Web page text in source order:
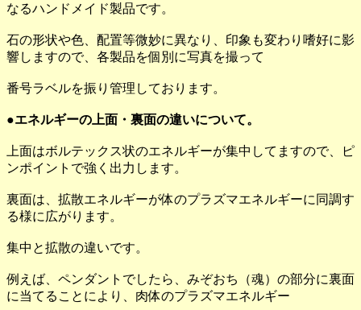
なるハンドメイド製品です。
石の形状や色、配置等微妙に異なり、印象も変わり嗜好に影
響しますので、各製品を個別に写真を撮って
番号ラベルを振り管理しております。
●エネルギーの上面・裏面の違いについて。
上面はボルテックス状のエネルギーが集中してますので、ピ
ンポイントで強く出力します。
裏面は、拡散エネルギーが体のプラズマエネルギーに同調す
る様に広がります。
集中と拡散の違いです。
例えば、ペンダントでしたら、みぞおち（魂）の部分に裏面
に当てることにより、肉体のプラズマエネルギー